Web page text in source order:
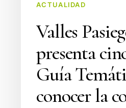
conocer
comarca
ACTUALIDAD
Valles
presenta
Guía
conocer la